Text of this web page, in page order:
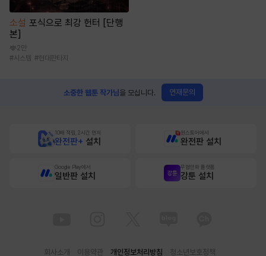
소설 포식으로 최강 헌터 [단행
본]
2만
#시스템 #현대판타지
소중한 웹툰 작가님을 모십니다. 연재문의
10배 적립, 2시간 먼저
완전판+ 설치
원스토어에서
완전판 설치
Google Play에서
일반판 설치
무협만화 플랫폼
강툰 설치
회사소개 이용약관 개인정보처리방침 청소년보호정책